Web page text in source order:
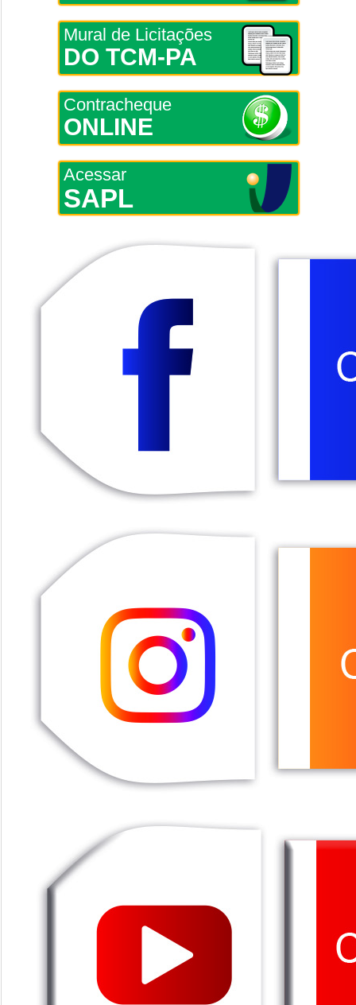
Mural de Licitações
DO TCM-PA
Contracheque
ONLINE
Acessar
SAPL